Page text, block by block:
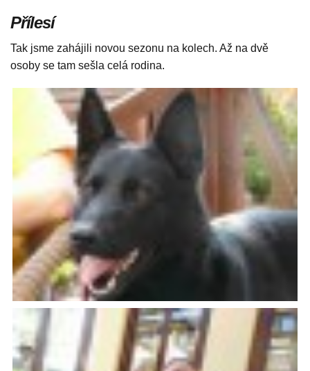
Přílesí
Tak jsme zahájili novou sezonu na kolech. Až na dvě
osoby se tam sešla celá rodina.